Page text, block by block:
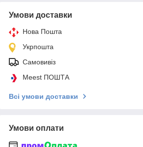
Умови доставки
Нова Пошта
Укрпошта
Самовивіз
Meest ПОШТА
Всі умови доставки
Умови оплати